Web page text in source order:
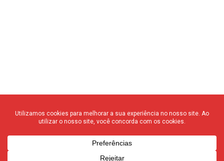
© 2020 F3 Notícias – Todos os direitos reservados